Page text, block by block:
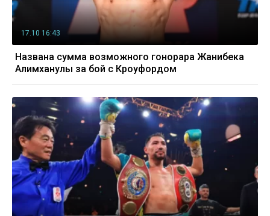
17.10 16:43
Названа сумма возможного гонорара Жанибека
Алимханулы за бой с Кроуфордом